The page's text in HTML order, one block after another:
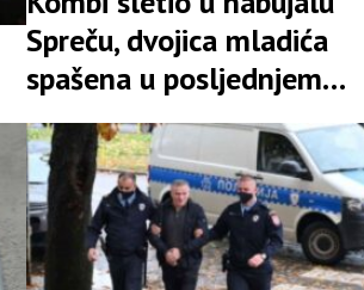
Spreču, dvojica mladića
spašena u posljednjem
trenutku